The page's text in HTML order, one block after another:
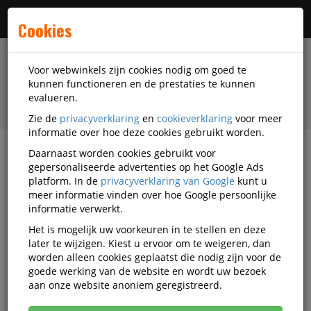
filter
Schrijfwaren Securit
Securit schrijfwaren
Securit Stiften
Cookies
Voor webwinkels zijn cookies nodig om goed te
kunnen functioneren en de prestaties te kunnen
evalueren.
Zie de privacyverklaring en cookieverklaring voor meer
informatie over hoe deze cookies gebruikt worden.
Daarnaast worden cookies gebruikt voor
gepersonaliseerde advertenties op het Google Ads
platform. In de privacyverklaring van Google kunt u
meer informatie vinden over hoe Google persoonlijke
informatie verwerkt.
Het is mogelijk uw voorkeuren in te stellen en deze
later te wijzigen. Kiest u ervoor om te weigeren, dan
worden alleen cookies geplaatst die nodig zijn voor de
goede werking van de website en wordt uw bezoek
aan onze website anoniem geregistreerd.